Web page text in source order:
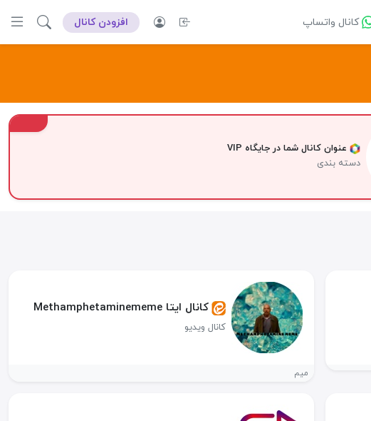
کانال واتساپ افزودن کانال
عنوان کانال شما در جایگاه VIP
دسته بندی
کانال ایتا Methamphetamine‌‌‌‌‌meme
کانال ویدیو
میم